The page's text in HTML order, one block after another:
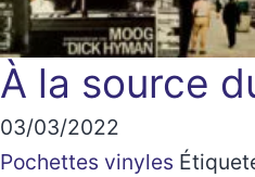
À la source
03/03/2022
Pochettes vinyles